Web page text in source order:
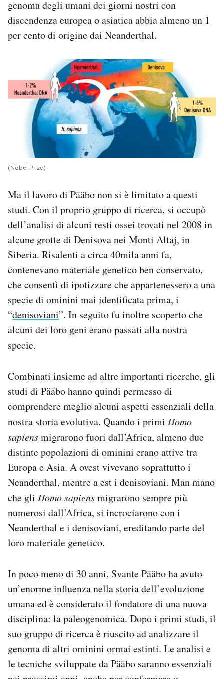
genoma degli umani dei giorni nostri con
discendenza europea o asiatica abbia almeno un 1
per cento di origine dai Neanderthal.
(Nobel Prize)
Ma il lavoro di Pääbo non si è limitato a questi
studi. Con il proprio gruppo di ricerca, si occupò
dell’analisi di alcuni resti ossei trovati nel 2008 in
alcune grotte di Denisova nei Monti Altaj, in
Siberia. Risalenti a circa 40mila anni fa,
contenevano materiale genetico ben conservato,
che consentì di ipotizzare che appartenessero a una
specie di ominini mai identificata prima, i
“denisoviani”. In seguito fu inoltre scoperto che
alcuni dei loro geni erano passati alla nostra
specie.
Combinati insieme ad altre importanti ricerche, gli
studi di Pääbo hanno quindi permesso di
comprendere meglio alcuni aspetti essenziali della
nostra storia evolutiva. Quando i primi Homo
sapiensmigrarono fuori dall’Africa, almeno due
distinte popolazioni di ominini erano attive tra
Europa e Asia. A ovest vivevano soprattutto i
Neanderthal, mentre a est i denisoviani. Man mano
che gli Homo sapiensmigrarono sempre più
numerosi dall’Africa, si incrociarono con i
Neanderthal e i denisoviani, ereditando parte del
loro materiale genetico.
In poco meno di 30 anni, Svante Pääbo ha avuto
un’enorme influenza nella storia dell’evoluzione
umana ed è considerato il fondatore di una nuova
disciplina: la paleogenomica. Dopo i primi studi, il
suo gruppo di ricerca è riuscito ad analizzare il
genoma di altri ominini ormai estinti. Le analisi e
le tecniche sviluppate da Pääbo saranno essenziali